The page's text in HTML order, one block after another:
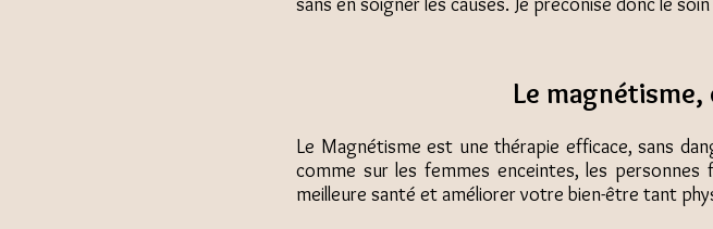
Le
Le Magnétisme est une thérapie efficace, sans
comme sur les femmes enceintes, les
meilleure santé et améliorer votre bien-être tant